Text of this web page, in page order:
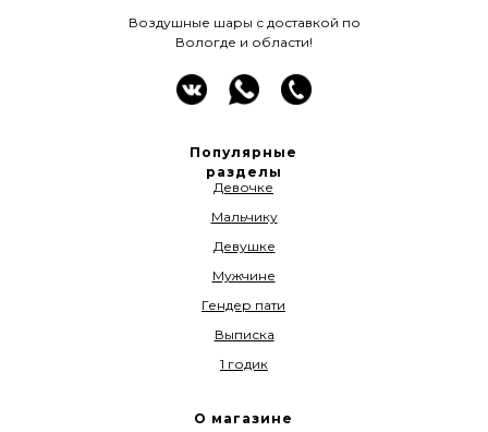
Воздушные шары с доставкой по
Вологде и области!
О магазине
Популярные
разделы
Девочке
Мальчику
Девушке
Мужчине
Гендер пати
Выписка
1 годик